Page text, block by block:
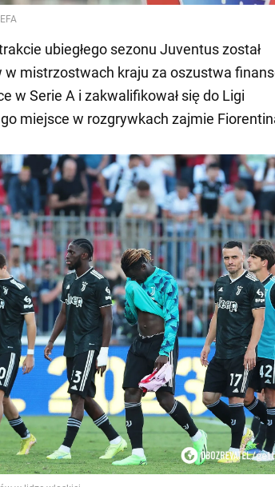
ubiegłego sezonu Juventus został
w mistrzostwach kraju za oszustwa
w Serie A i zakwalifikował się do Ligi
miejsce w rozgrywkach zajmie